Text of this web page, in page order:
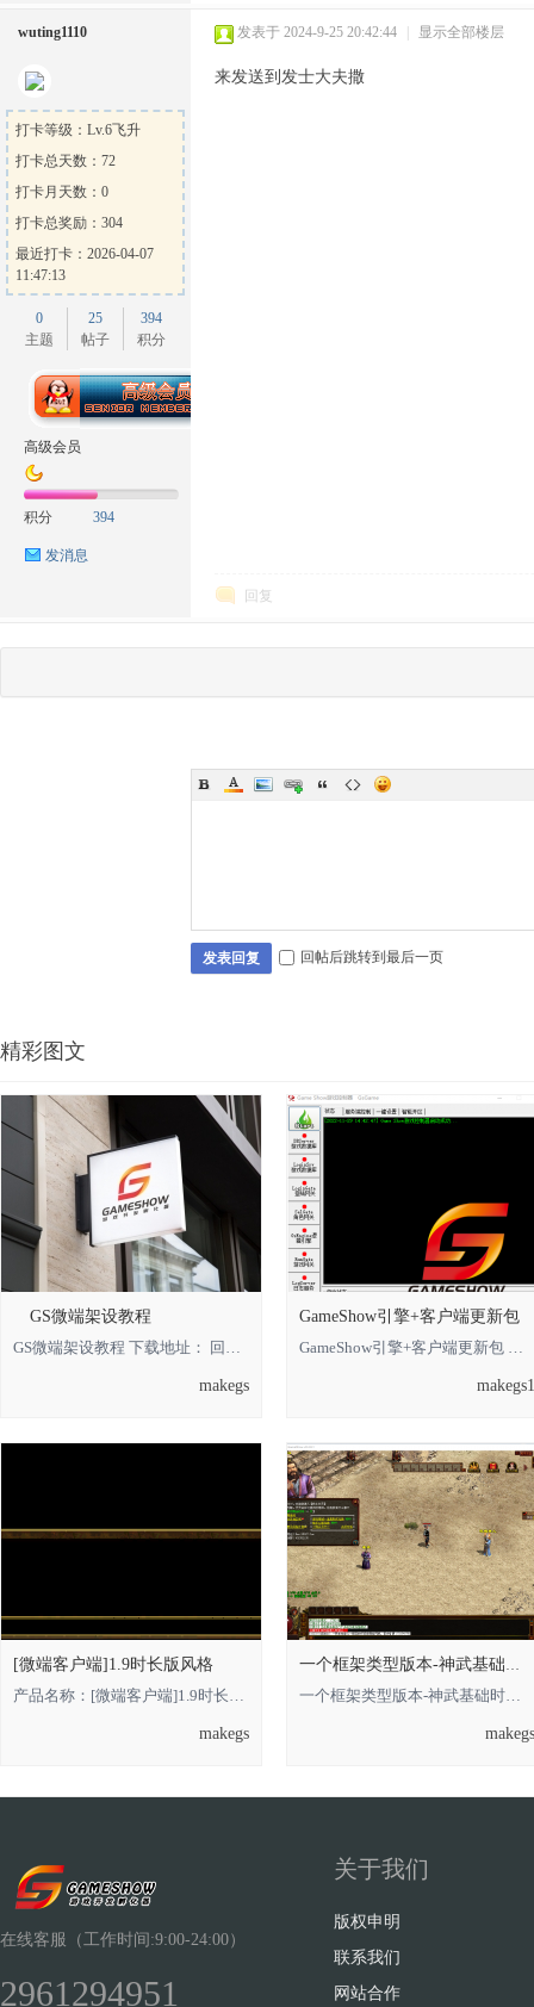
wuting1110
打卡等级：Lv.6飞升
打卡总天数：72
打卡月天数：0
打卡总奖励：304
最近打卡：2026-04-07
11:47:13
0
主题
25
帖子
394
积分
高级会员
积分 394
发消息
发表于 2024-9-25 20:42:44 显示全部楼层
来发送到发士大夫撒
回复
发表回复 回帖后跳转到最后一页
精彩图文
GS微端架设教程
GS微端架设教程 下载地址： 回复可见 **** 本内容被作者隐藏 ****
makegs
GameShow引擎+客户端更新包
GameShow引擎+客户端更新包 下载地址： 回复可见 **** 本内容被作者隐藏 **** *
makegs1
[微端客户端]1.9时长版风格
产品名称：[微端客户端]1.9时长版风格 **** 本内容被作者隐藏 **** **** 本内容被
makegs
一个框架类型版本-神武基础时长版的，借鉴
一个框架类型版本-神武基础时长版的**** 本内容被作者隐藏 ****，借鉴即可 金币
makegs
在线客服（工作时间:9:00-24:00）
2961294951
关于我们
版权申明
联系我们
网站合作